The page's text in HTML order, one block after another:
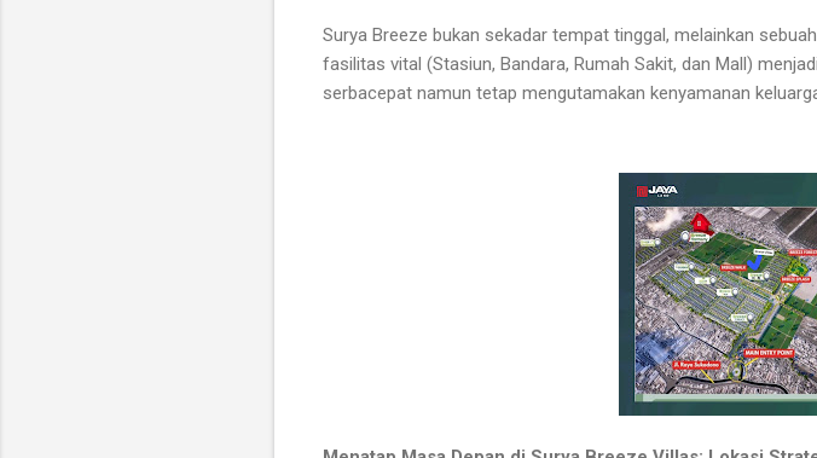
Surya Breeze bukan sekadar tempat tinggal, melainkan sebuah
fasilitas vital (Stasiun, Bandara, Rumah Sakit, dan Mall)
serbacepat namun tetap mengutamakan kenyamanan